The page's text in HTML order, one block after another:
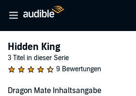
Hidden King
3 Titel in dieser Serie
9 Bewertungen
Dragon Mate Inhaltsangabe